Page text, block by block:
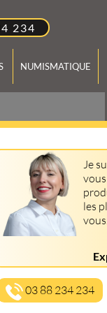
234
NUMISMATIQUE
Je
les
03 88 234 234